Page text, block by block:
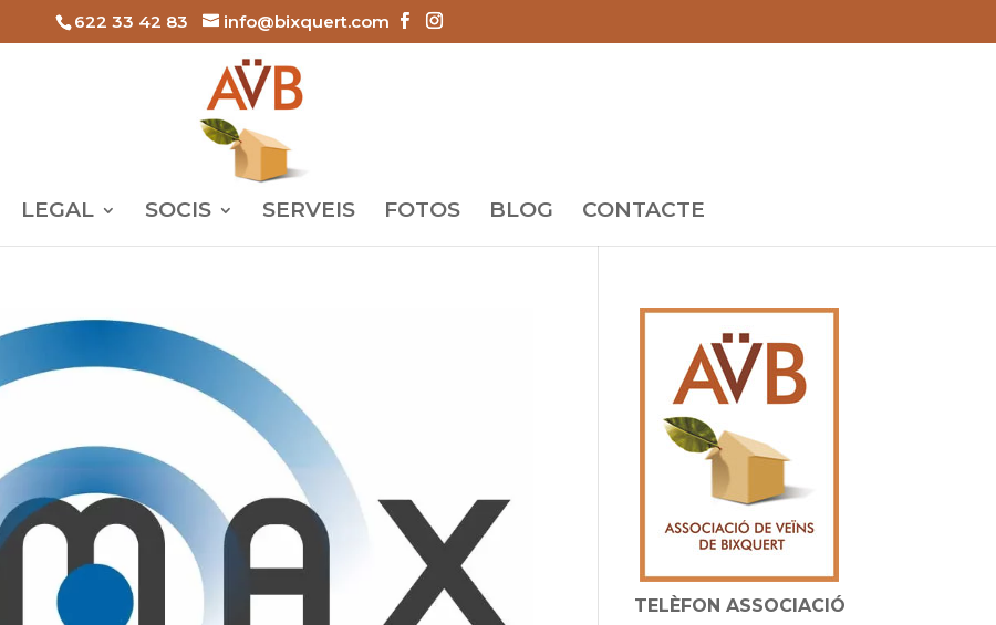
622 33 42 83 info@bixquert.com
LEGAL SOCIS SERVEIS FOTOS BLOG CONTACTE
TELÈFON ASSOCIACIÓ